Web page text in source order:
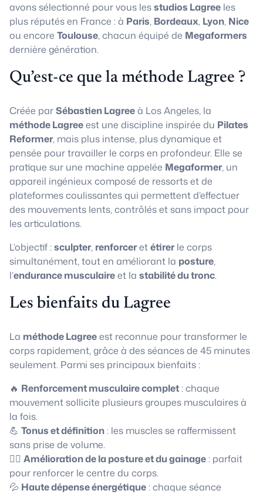
avons sélectionné pour vous lesstudios Lagree les
plus réputés en France : à Paris, Bordeaux, Lyon, Nice
ou encore Toulouse, chacun équipé de Megaformers
dernière génération.
Qu’est-ce que la méthode Lagree ?
Créée parSébastien Lagreeà Los Angeles, la
méthode Lagreeest une discipline inspirée du Pilates
Reformer, mais plus intense, plus dynamique et
pensée pour travailler le corps en profondeur. Elle se
pratique sur une machine appelée Megaformer, un
appareil ingénieux composé de ressorts et de
plateformes coulissantes qui permettent d’effectuer
des mouvements lents, contrôlés et sans impact pour
les articulations.
L’objectif :sculpter, renforceretétirerle corps
simultanément, tout en améliorant la posture,
l’endurance musculaireet la stabilité du tronc.
Les bienfaits du Lagree
La méthode Lagreeest reconnue pour transformer le
corps rapidement, grâce à des séances de 45 minutes
seulement. Parmi ses principaux bienfaits :
🔥 Renforcement musculaire complet: chaque
mouvement sollicite plusieurs groupes musculaires à
la fois.
💪 Tonus et définition: les muscles se raffermissent
sans prise de volume.
🧘‍♀️ Amélioration de la posture et du gainage: parfait
pour renforcer le centre du corps.
💦 Haute dépense énergétique: chaque séance